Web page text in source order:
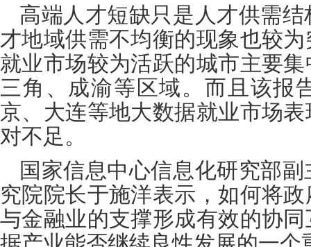
高端人才短缺只是人才供需
才地域供需不均衡的现象也较
就业市场较为活跃的城市主要
三角、成渝等区域。而且该报
京、大连等地大数据就业市场
对不足。
国家信息中心信息化研究部
究院院长于施洋表示，如何将
与金融业的支撑形成有效的协